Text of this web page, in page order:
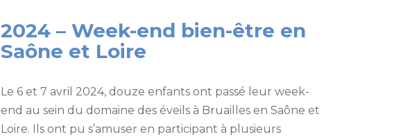
2024 – Week-end bien-être en
Saône et Loire
Le 6 et 7 avril 2024, douze enfants ont passé leur week-
end au sein du domaine des éveils à Bruailles en Saône et
Loire. Ils ont pu s’amuser en participant à plusieurs